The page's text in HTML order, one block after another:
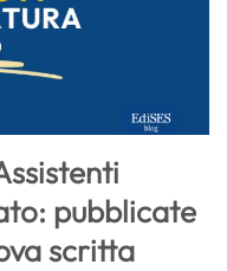
pubblicate
scritta